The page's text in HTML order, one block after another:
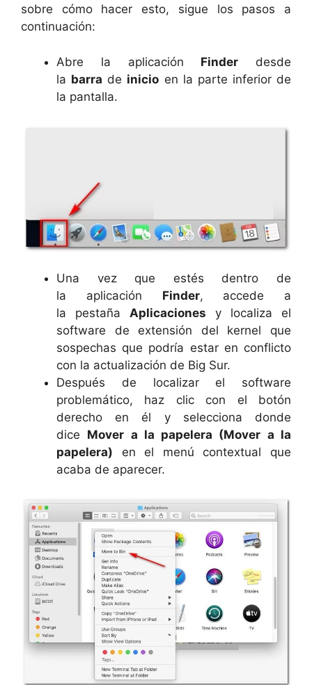
sobre cómo hacer esto, sigue los pasos a
continuación:
Abre la aplicación Finder desde
la barra de inicio en la parte inferior de
la pantalla.
Una vez que estés dentro de
la aplicación Finder, accede a
la pestaña Aplicaciones y localiza el
software de extensión del kernel que
sospechas que podría estar en conflicto
con la actualización de Big Sur.
Después de localizar el software
problemático, haz clic con el botón
derecho en él y selecciona donde
dice Mover a la papelera (Mover a la
papelera) en el menú contextual que
acaba de aparecer.